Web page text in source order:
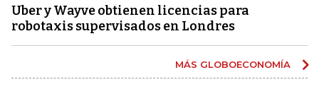
Uber y Wayve obtienen licencias para
robotaxis supervisados ​​en Londres
MÁS GLOBOECONOMÍA